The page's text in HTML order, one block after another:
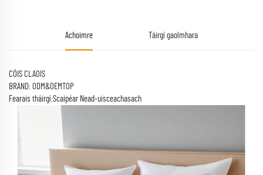
Achoimre Táirgí gaolmhara
CÓIS CLAOIS
BRAND: ODM&OEMTOP
Fearais tháirgí:Scaipéar Nead-uisceachasach